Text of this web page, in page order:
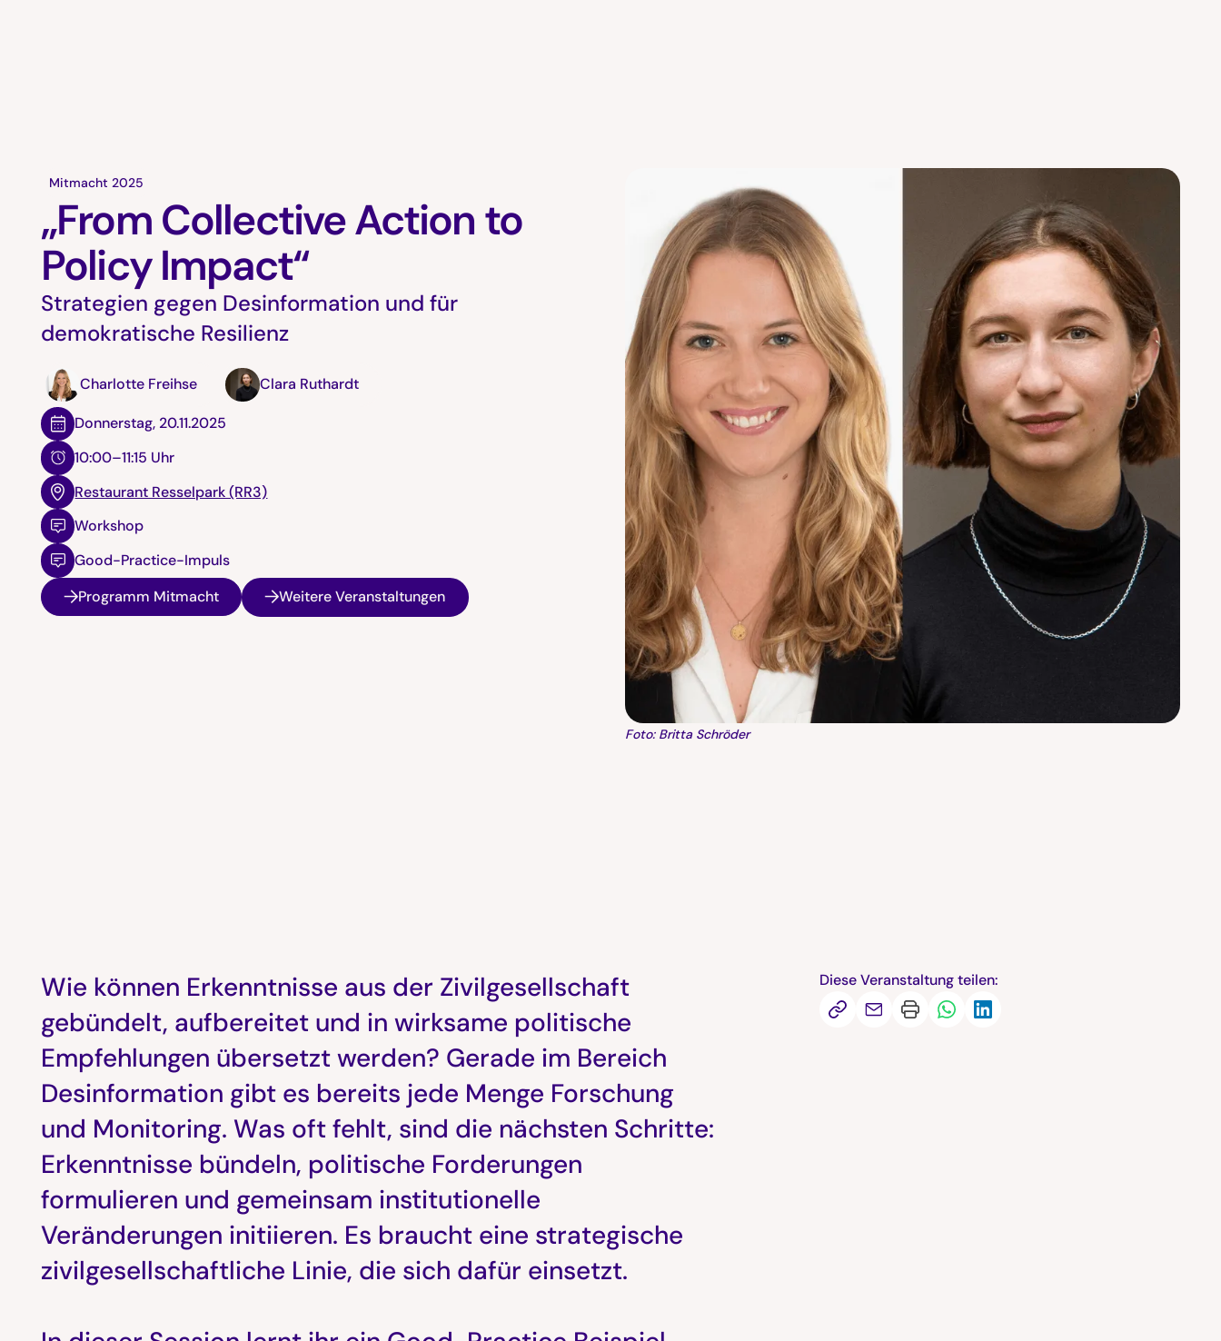
Mitmacht 2025
„From Collective Action to
Policy Impact“
Strategien gegen Desinformation und für
demokratische Resilienz
Charlotte Freihse Clara Ruthardt
Donnerstag, 20.11.2025
10:00–11:15 Uhr
Restaurant Resselpark (RR3)
Workshop
Good-Practice-Impuls
Programm Mitmacht
Weitere Veranstaltungen
Foto: Britta Schröder
Wie können Erkenntnisse aus der Zivilgesellschaft
gebündelt, aufbereitet und in wirksame politische
Empfehlungen übersetzt werden? Gerade im Bereich
Desinformation gibt es bereits jede Menge Forschung
und Monitoring. Was oft fehlt, sind die nächsten Schritte:
Erkenntnisse bündeln, politische Forderungen
formulieren und gemeinsam institutionelle
Veränderungen initiieren. Es braucht eine strategische
zivilgesellschaftliche Linie, die sich dafür einsetzt.
Diese Veranstaltung teilen: